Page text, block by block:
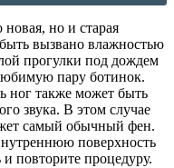
новая, но и старая
вызвано влажностью
прогулки под дождем
пару ботинок.
ног также может быть
звука. В этом случае
самый обычный фен.
поверхность
и повторите процедуру.